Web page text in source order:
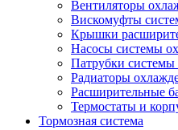
Вентиляторы
Вискомуфты
Крышки
Насосы системы
Патрубки системы
Радиаторы
Расширительные
Термостаты и
Тормозная система